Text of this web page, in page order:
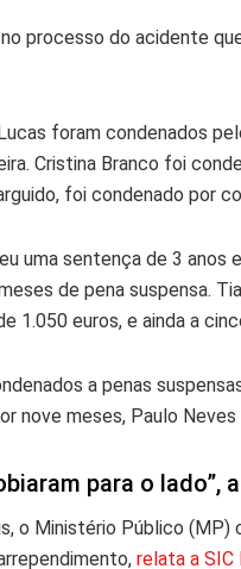
processo do acidente
foram condenados
Cristina Branco foi
foi condenado por
uma sentença de 3 anos
de pena suspensa.
1.050 euros, e ainda a
a penas
nove meses, Paulo
para o lado”,
o Ministério Público
relata a SIC